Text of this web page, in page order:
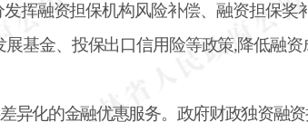
挥融资担保机构风险补偿、融资担保奖
基金、投保出口信用险等政策,降低融
异化的金融优惠服务。政府财政独资融